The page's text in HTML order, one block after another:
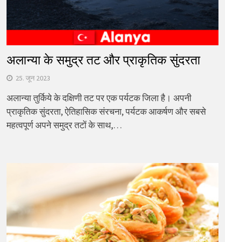
अलान्या के समुद्र तट और प्राकृतिक सुंदरता
25. जून 2023
अलान्या तुर्किये के दक्षिणी तट पर एक पर्यटक जिला है। अपनी
प्राकृतिक सुंदरता, ऐतिहासिक संरचना, पर्यटक आकर्षण और सबसे
महत्वपूर्ण अपने समुद्र तटों के साथ,…